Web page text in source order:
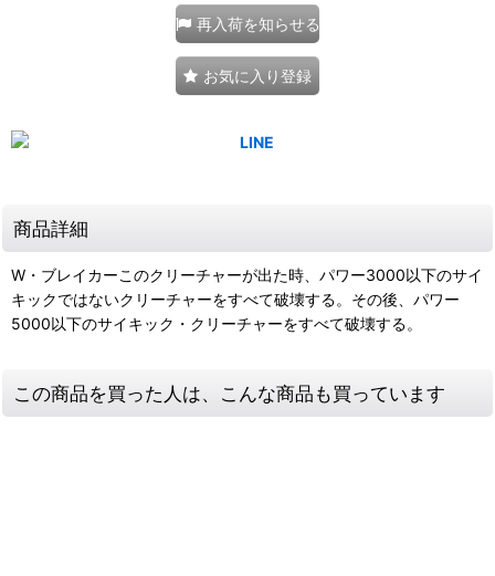
再入荷を知らせる
お気に入り登録
商品詳細
W・ブレイカーこのクリーチャーが出た時、パワー3000以下のサイ
キックではないクリーチャーをすべて破壊する。その後、パワー
5000以下のサイキック・クリーチャーをすべて破壊する。
この商品を買った人は、こんな商品も買っています